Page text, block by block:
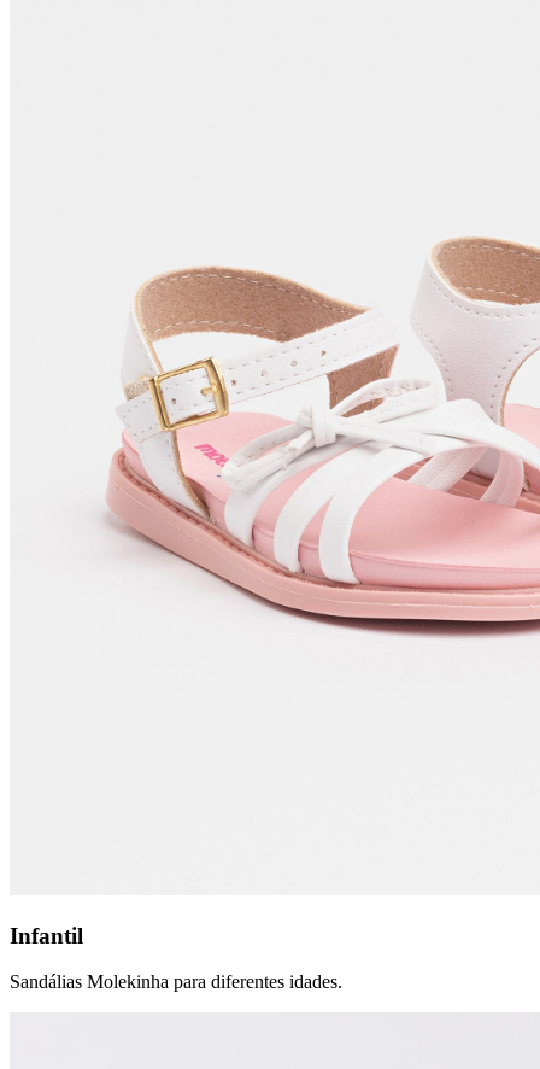
Infantil
Sandálias Molekinha para diferentes idades.